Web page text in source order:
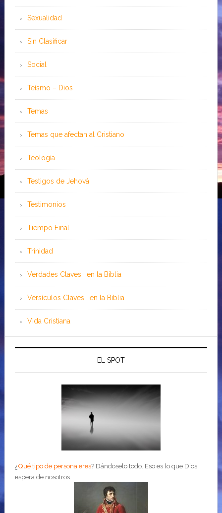
Sexualidad
Sin Clasificar
Social
Teísmo – Dios
Temas
Temas que afectan al Cristiano
Teología
Testigos de Jehová
Testimonios
Tiempo Final
Trinidad
Verdades Claves …en la Biblia
Versículos Claves …en la Biblia
Vida Cristiana
EL SPOT
¿Qué tipo de persona eres? Dándoselo todo. Eso es lo que Dios
espera de nosotros.